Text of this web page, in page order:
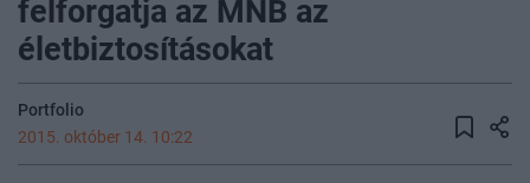
felforgatja az MNB az
életbiztosításokat
Portfolio
2015. október 14. 10:22